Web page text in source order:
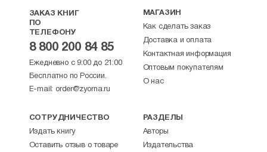
ЗАКАЗ КНИГ
ПО
ТЕЛЕФОНУ
8 800 200 84 85
Ежедневно с 9:00 до 21:00
Бесплатно по России.
E-mail: order@zyorna.ru
МАГАЗИН
Как сделать заказ
Доставка и оплата
Контактная информация
Оптовым покупателям
О нас
СОТРУДНИЧЕСТВО
Издать книгу
Оставить отзыв о товаре
РАЗДЕЛЫ
Авторы
Издательства